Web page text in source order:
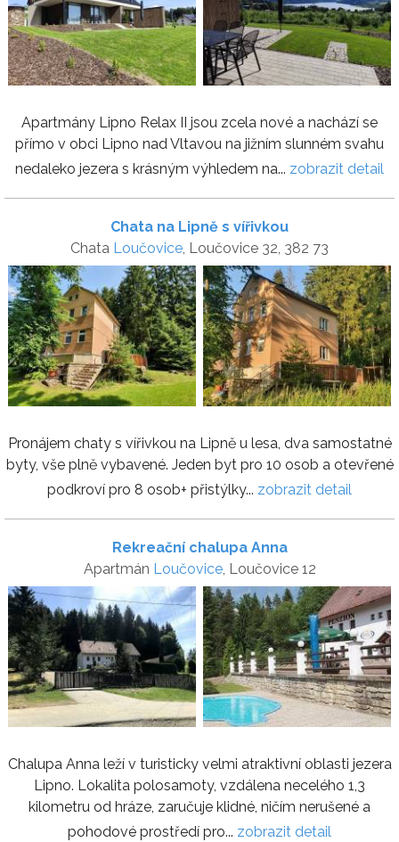
Apartmány Lipno Relax II jsou zcela nové a nachází se
přímo v obci Lipno nad Vltavou na jižním slunném svahu
nedaleko jezera s krásným výhledem na... zobrazit detail
Chata na Lipně s vířivkou
Chata Loučovice, Loučovice 32, 382 73
Pronájem chaty s vířivkou na Lipně u lesa, dva samostatné
byty, vše plně vybavené. Jeden byt pro 10 osob a otevřené
podkroví pro 8 osob+ přistýlky... zobrazit detail
Rekreační chalupa Anna
Apartmán Loučovice, Loučovice 12
Chalupa Anna leží v turisticky velmi atraktivní oblasti jezera
Lipno. Lokalita polosamoty, vzdálena necelého 1,3
kilometru od hráze, zaručuje klidné, ničím nerušené a
pohodové prostředí pro... zobrazit detail